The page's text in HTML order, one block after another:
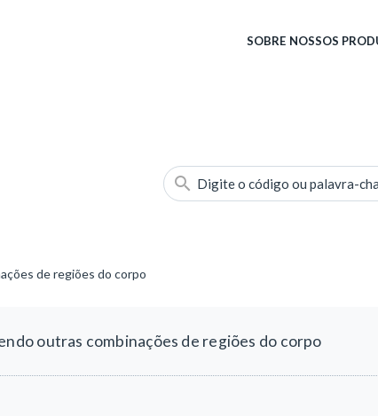
SOBRE NOSSOS
Digite o código ou palavra-
de regiões do corpo
outras combinações de regiões do corpo